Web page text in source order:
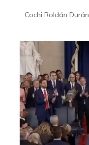
Cochi Roldán Durán